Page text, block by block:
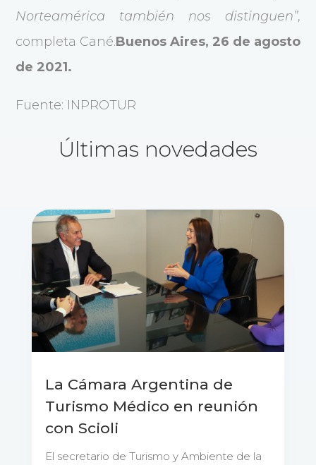
Norteamérica también nos distinguen”,
completa Cané.Buenos Aires, 26 de agosto
de 2021.
Fuente: INPROTUR
Últimas novedades
La Cámara Argentina de
Turismo Médico en reunión
con Scioli
El secretario de Turismo y Ambiente de la